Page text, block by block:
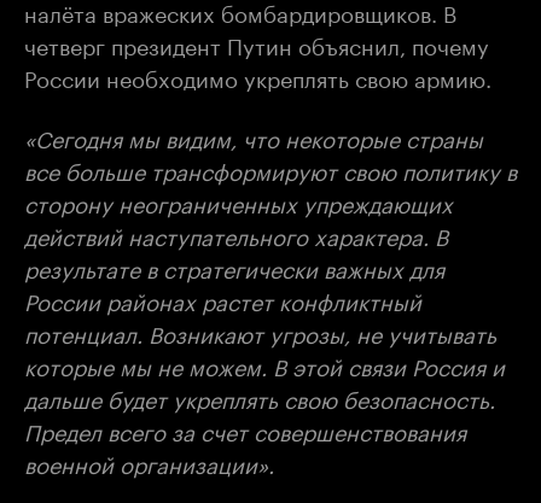
налёта вражеских бомбардировщиков. В
четверг президент Путин объяснил, почему
России необходимо укреплять свою армию.
«Сегодня мы видим, что некоторые страны
все больше трансформируют свою политику в
сторону неограниченных упреждающих
действий наступательного характера. В
результате в стратегически важных для
России районах растет конфликтный
потенциал. Возникают угрозы, не учитывать
которые мы не можем. В этой связи Россия и
дальше будет укреплять свою безопасность.
Предел всего за счет совершенствования
военной организации».